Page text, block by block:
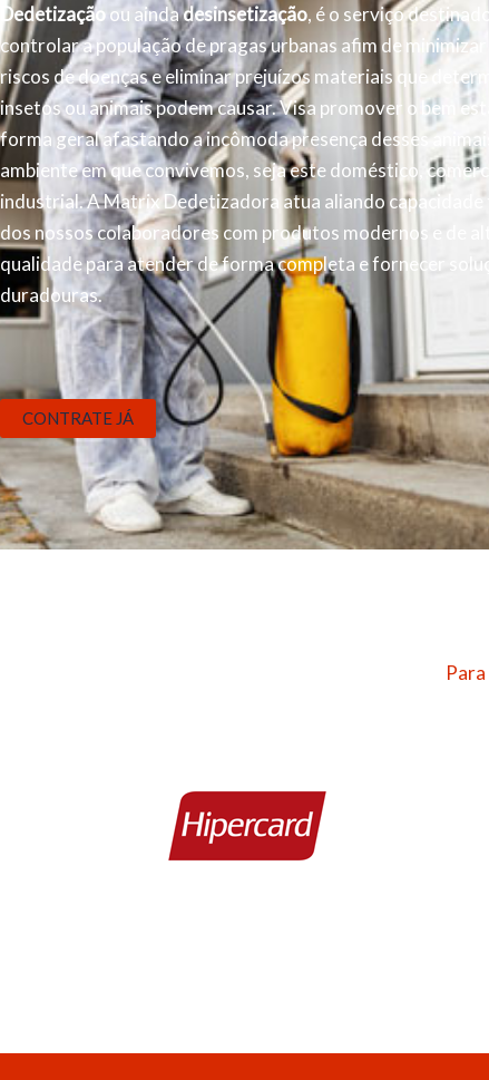
Dedetizaçãoou aindadesinsetização, é o serviço
controlar a população de pragas urbanas afim de minimizar
riscos de doenças e eliminar prejuízos materiais que
insetos ou animais podem causar. Visa promover o bem
forma geral afastando a incômoda presença desses
ambiente em que convivemos, seja este doméstico,
industrial. A Matrix Dedetizadora atua aliando capacidade
dos nossos colaboradores com produtos modernos e de
qualidade para atender de forma completa e fornecer
duradouras.
CONTRATE JÁ